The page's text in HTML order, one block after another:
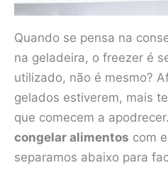
Quando se pensa na
na geladeira, o freezer é
utilizado, não é mesmo?
gelados estiverem, mais
que comecem a
congelar alimentos com
separamos abaixo para